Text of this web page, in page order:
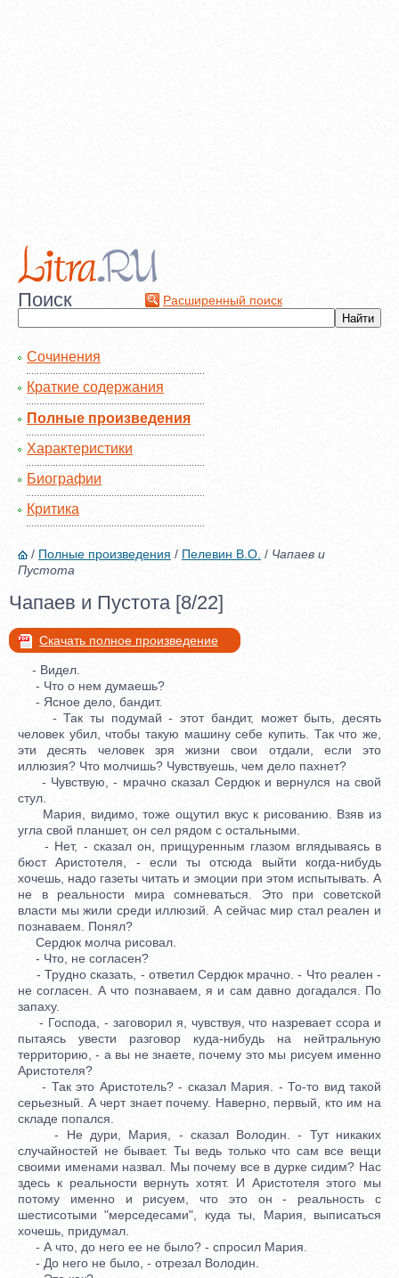
Поиск Расширенный поиск
Сочинения
Краткие содержания
Полные произведения
Характеристики
Биографии
Критика
/ Полные произведения / Пелевин В.О. / Чапаев и
Пустота
Чапаев и Пустота [8/22]
Скачать полное произведение
- Видел.
- Что о нем думаешь?
- Ясное дело, бандит.
- Так ты подумай - этот бандит, может быть, десять
человек убил, чтобы такую машину себе купить. Так что же,
эти десять человек зря жизни свои отдали, если это
иллюзия? Что молчишь? Чувствуешь, чем дело пахнет?
- Чувствую, - мрачно сказал Сердюк и вернулся на свой
стул.
Мария, видимо, тоже ощутил вкус к рисованию. Взяв из
угла свой планшет, он сел рядом с остальными.
- Нет, - сказал он, прищуренным глазом вглядываясь в
бюст Аристотеля, - если ты отсюда выйти когда-нибудь
хочешь, надо газеты читать и эмоции при этом испытывать. А
не в реальности мира сомневаться. Это при советской
власти мы жили среди иллюзий. А сейчас мир стал реален и
познаваем. Понял?
Сердюк молча рисовал.
- Что, не согласен?
- Трудно сказать, - ответил Сердюк мрачно. - Что реален -
не согласен. А что познаваем, я и сам давно догадался. По
запаху.
- Господа, - заговорил я, чувствуя, что назревает ссора и
пытаясь увести разговор куда-нибудь на нейтральную
территорию, - а вы не знаете, почему это мы рисуем именно
Аристотеля?
- Так это Аристотель? - сказал Мария. - То-то вид такой
серьезный. А черт знает почему. Наверно, первый, кто им на
складе попался.
- Не дури, Мария, - сказал Володин. - Тут никаких
случайностей не бывает. Ты ведь только что сам все вещи
своими именами назвал. Мы почему все в дурке сидим? Нас
здесь к реальности вернуть хотят. И Аристотеля этого мы
потому именно и рисуем, что это он - реальность с
шестисотыми "мерседесами", куда ты, Мария, выписаться
хочешь, придумал.
- А что, до него ее не было? - спросил Мария.
- До него не было, - отрезал Володин.